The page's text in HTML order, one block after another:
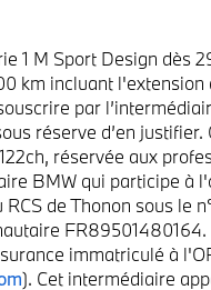
1 M Sport Design dès
km incluant
par
réserve d’en
réservée aux
BMW qui participe à
de Thonon sous le
immatriculé à
). Cet intermédiaire